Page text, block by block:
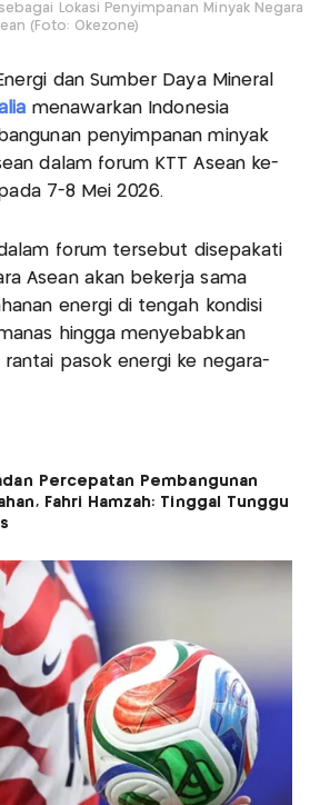
Lokasi Penyimpanan Minyak Negara
(Foto: Okezone)
dan Sumber Daya Mineral
menawarkan Indonesia
penyimpanan minyak
dalam forum KTT Asean ke-
7-8 Mei 2026.
forum tersebut disepakati
Asean akan bekerja sama
energi di tengah kondisi
hingga menyebabkan
pasok energi ke negara-
Percepatan Pembangunan
Fahri Hamzah: Tinggal Tunggu